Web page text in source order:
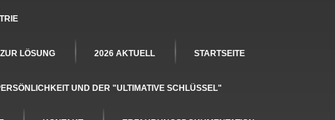
LÖSUNG 2026 AKTUELL STARTSEITE
UND DER "ULTIMATIVE SCHLÜSSEL"